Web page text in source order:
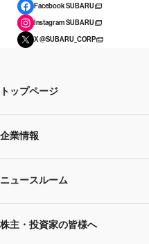
Facebook SUBARU
Instagram SUBARU
X @SUBARU_CORP
トップページ
企業情報
企業情報トップ
SUBARUのありたい姿
ニュースルーム
ニュースルームトップ
株主・投資家の皆様へ